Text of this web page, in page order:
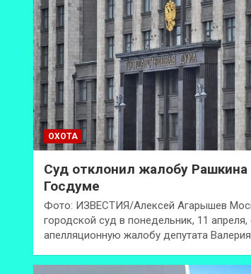
ОХОТА
Суд отклонил жалобу Рашкина
Госдуме
Фото: ИЗВЕСТИЯ/Алексей Агарышев
городской суд в понедельник, 11 апреля,
апелляционную жалобу депутата